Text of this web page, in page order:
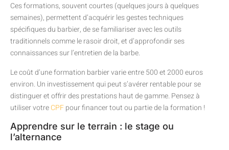
Ces formations, souvent courtes (quelques jours à quelques
semaines), permettent d’acquérir les gestes techniques
spécifiques du barbier, de se familiariser avec les outils
traditionnels comme le rasoir droit, et d’approfondir ses
connaissances sur l’entretien de la barbe.
Le coût d’une formation barbier varie entre 500 et 2000 euros
environ. Un investissement qui peut s’avérer rentable pour se
distinguer et offrir des prestations haut de gamme. Pensez à
utiliser votreCPFpour financer tout ou partie de la formation !
Apprendre sur le terrain : le stage ou
l’alternance